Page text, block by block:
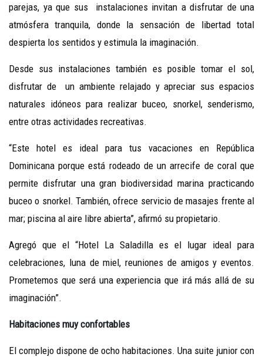
parejas, ya que sus instalaciones invitan a disfrutar de una
atmósfera tranquila, donde la sensación de libertad total
despierta los sentidos y estimula la imaginación.
Desde sus instalaciones también es posible tomar el sol,
disfrutar de un ambiente relajado y apreciar sus espacios
naturales idóneos para realizar buceo, snorkel, senderismo,
entre otras actividades recreativas.
“Este hotel es ideal para tus vacaciones en República
Dominicana porque está rodeado de un arrecife de coral que
permite disfrutar una gran biodiversidad marina practicando
buceo o snorkel. También, ofrece servicio de masajes frente al
mar; piscina al aire libre abierta”, afirmó su propietario.
Agregó que el “Hotel La Saladilla es el lugar ideal para
celebraciones, luna de miel, reuniones de amigos y eventos.
Prometemos que será una experiencia que irá más allá de su
imaginación”.
Habitaciones muy confortables
El complejo dispone de ocho habitaciones. Una suite junior con